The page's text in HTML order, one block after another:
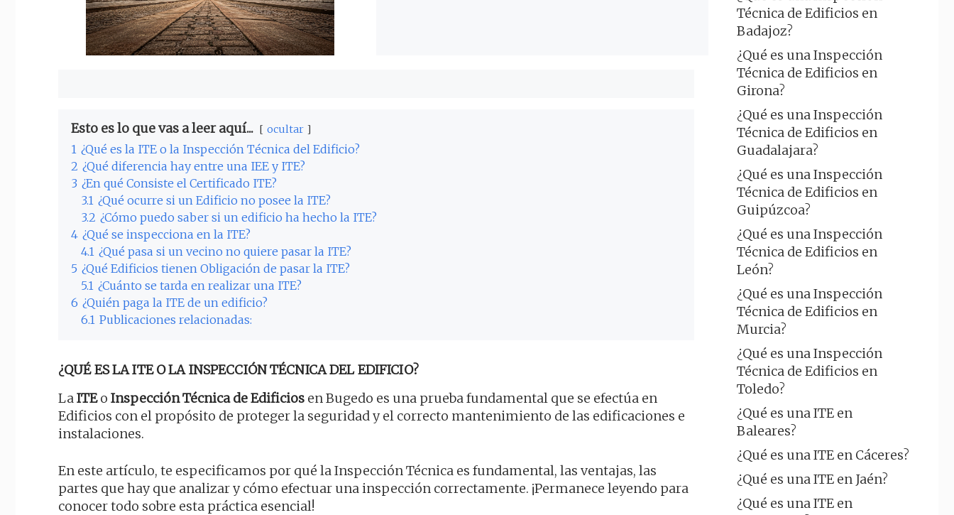
Esto es lo que vas a leer aquí... ocultar
1 ¿Qué es la ITE o la Inspección Técnica del Edificio?
2 ¿Qué diferencia hay entre una IEE y ITE?
3 ¿En qué Consiste el Certificado ITE?
3.1 ¿Qué ocurre si un Edificio no posee la ITE?
3.2 ¿Cómo puedo saber si un edificio ha hecho la ITE?
4 ¿Qué se inspecciona en la ITE?
4.1 ¿Qué pasa si un vecino no quiere pasar la ITE?
5 ¿Qué Edificios tienen Obligación de pasar la ITE?
5.1 ¿Cuánto se tarda en realizar una ITE?
6 ¿Quién paga la ITE de un edificio?
6.1 Publicaciones relacionadas:
¿QUÉ ES LA ITE O LA INSPECCIÓN TÉCNICA DEL EDIFICIO?
LaITEo Inspección Técnica de Edificios en Bugedo es una prueba fundamental que se efectúa en
Edificios con el propósito de proteger la seguridad y el correcto mantenimiento de las edificaciones e
instalaciones.
En este artículo, te especificamos por qué la Inspección Técnica es fundamental, las ventajas, las
partes que hay que analizar y cómo efectuar una inspección correctamente. ¡Permanece leyendo para
conocer todo sobre esta práctica esencial!
Técnica de Edificios en
Badajoz?
¿Qué es una Inspección
Técnica de Edificios en
Girona?
¿Qué es una Inspección
Técnica de Edificios en
Guadalajara?
¿Qué es una Inspección
Técnica de Edificios en
Guipúzcoa?
¿Qué es una Inspección
Técnica de Edificios en
León?
¿Qué es una Inspección
Técnica de Edificios en
Murcia?
¿Qué es una Inspección
Técnica de Edificios en
Toledo?
¿Qué es una ITE en
Baleares?
¿Qué es una ITE en Cáceres?
¿Qué es una ITE en Jaén?
¿Qué es una ITE en